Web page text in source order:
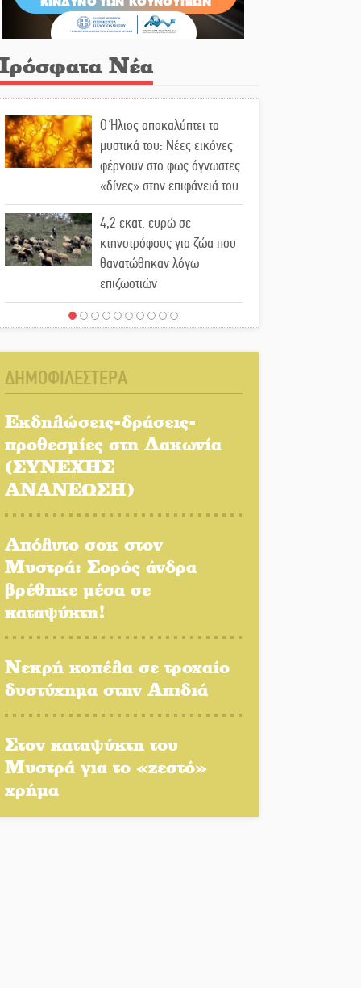
Νέα
Ο Ήλιος αποκαλύπτει τα
μυστικά του: Νέες εικόνες
φέρνουν στο φως άγνωστες
«δίνες» στην επιφάνειά του
4,2 εκατ. ευρώ σε
κτηνοτρόφους για ζώα που
θανατώθηκαν λόγω
επιζωοτιών
Η ψυχολογία της ανατροπής
Ένα «ταξίδι» τέχνης και
Τα Λαγκάδια κρατούν
ζωντανή την τέχνη της
πέτρας
Ελεωνόρας Ζουγανέλη το
Σαϊνοπούλειο
Πλούσιο πολιτιστικό
πρόγραμμα δίνει «χρώμα»
Χασισοφυτεία στην
Παλαιοπαναγιά ξεσκέπασε η
Μπαρόκ μελωδίες κάτω
ΔΗΜΟΦΙΛΕΣΤΕΡΑ
Εκδηλώσεις-δράσεις-
προθεσμίες στη Λακωνία
(ΣΥΝΕΧΗΣ
ΑΝΑΝΕΩΣΗ)
Απόλυτο σοκ στον
Μυστρά: Σορός άνδρα
βρέθηκε μέσα σε
καταψύκτη!
Νεκρή κοπέλα σε τροχαίο
δυστύχημα στην Απιδιά
Στον καταψύκτη του
Μυστρά για το «ζεστό»
χρήμα